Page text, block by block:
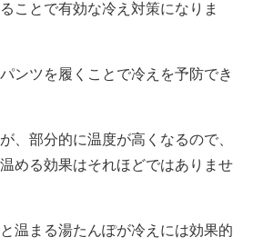
ことで有効な冷え対策になりま
ンツを履くことで冷えを予防でき
、部分的に温度が高くなるので、
める効果はそれほどではありませ
温まる湯たんぽが冷えには効果的